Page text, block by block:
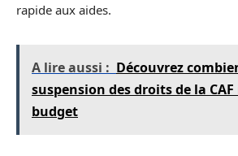
rapide aux aides.
A lire aussi : Découvrez
suspension des droits de la
budget